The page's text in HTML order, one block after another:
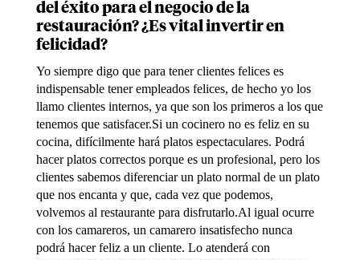
del éxito para el negocio de la
restauración? ¿Es vital invertir en
felicidad?
Yo siempre digo que para tener clientes felices es
indispensable tener empleados felices, de hecho yo los
llamo clientes internos, ya que son los primeros a los que
tenemos que satisfacer.Si un cocinero no es feliz en su
cocina, difícilmente hará platos espectaculares. Podrá
hacer platos correctos porque es un profesional, pero los
clientes sabemos diferenciar un plato normal de un plato
que nos encanta y que, cada vez que podemos,
volvemos al restaurante para disfrutarlo.Al igual ocurre
con los camareros, un camarero insatisfecho nunca
podrá hacer feliz a un cliente. Lo atenderá con